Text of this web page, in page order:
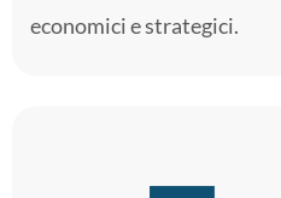
economici e strategici.